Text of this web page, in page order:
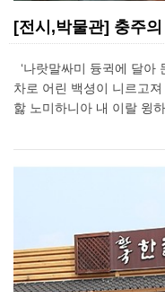
[전시,박물관] 충주의
‘나랏말싸미 듕귁에 달아
차로 어린 백셩이 니르고
핧 노미하니아 내 이랄 윙